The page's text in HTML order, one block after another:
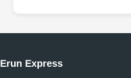
Erun Express